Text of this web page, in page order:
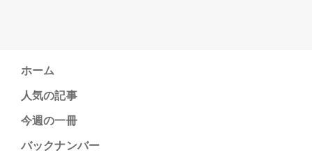
ホーム
人気の記事
今週の一冊
バックナンバー